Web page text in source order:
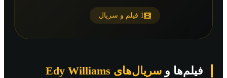
1 فیلم و سریال
فیلم‌ها و سریال‌های Edy Williams